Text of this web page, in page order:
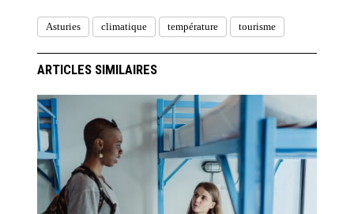
Asturies climatique température tourisme
ARTICLES SIMILAIRES